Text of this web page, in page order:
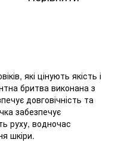
які цінують якість і
бритва виконана з
довговічність та
забезпечує
руху, водночас
шкіри.